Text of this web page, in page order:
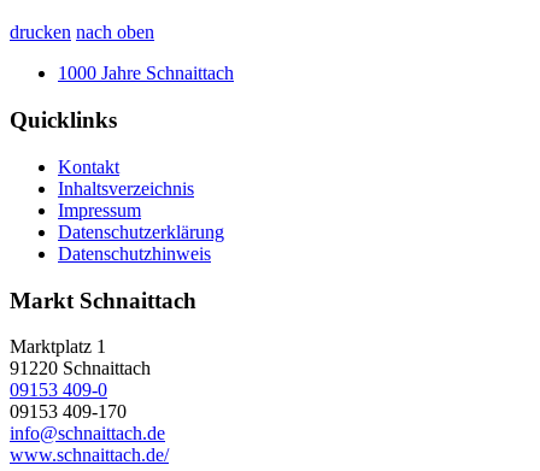
drucken nach oben
1000 Jahre Schnaittach
Quicklinks
Kontakt
Inhaltsverzeichnis
Impressum
Datenschutzerklärung
Datenschutzhinweis
Markt Schnaittach
Marktplatz 1
91220 Schnaittach
09153 409-0
09153 409-170
info@schnaittach.de
www.schnaittach.de/